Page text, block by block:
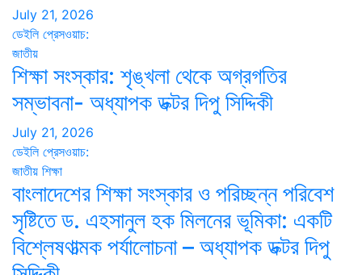
July 21, 2026
ডেইলি প্রেসওয়াচ:
জাতীয়
শিক্ষা সংস্কার: শৃঙ্খলা থেকে অগ্রগতির
সম্ভাবনা- অধ্যাপক ডক্টর দিপু সিদ্দিকী
July 21, 2026
ডেইলি প্রেসওয়াচ:
জাতীয় শিক্ষা
বাংলাদেশের শিক্ষা সংস্কার ও পরিচ্ছন্ন পরিবেশ
সৃষ্টিতে ড. এহসানুল হক মিলনের ভূমিকা: একটি
বিশ্লেষণাত্মক পর্যালোচনা – অধ্যাপক ডক্টর দিপু